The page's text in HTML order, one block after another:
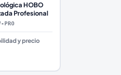
HOBO
Profesional
PRO
y precio